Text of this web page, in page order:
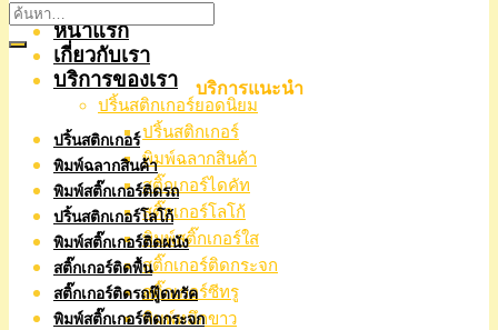
หน้าแรก
เกี่ยวกับเรา
บริการของเรา
ปริ้นสติกเกอร์ยอดนิยม
ปริ้นสติกเกอร์
พิมพ์ฉลากสินค้า
สติ๊กเกอร์ไดคัท
สติ๊กเกอร์โลโก้
พิมพ์สติ๊กเกอร์ใส
สติ๊กเกอร์ติดกระจก
สติ๊กเกอร์ซีทรู
พิมพ์หมึกขาว
บริการแนะนำ
ปริ้นสติกเกอร์
พิมพ์ฉลากสินค้า
พิมพ์สติ๊กเกอร์ติดรถ
ปริ้นสติกเกอร์โลโก้
พิมพ์สติ๊กเกอร์ติดผนัง
สติ๊กเกอร์ติดพื้น
สติ๊กเกอร์ติดรถฟู๊ดทรัค
พิมพ์สติ๊กเกอร์ติดกระจก